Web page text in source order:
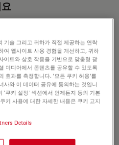
기술 그리고 귀하가 직접 제공하는 연락
여 웹사이트 사용 경험을 개선하고, 귀하
이트와 상호 작용을 기반으로 맞춤형 광
미디어에서 콘텐츠를 공유할 수 있도록
효과를 측정합니다. '모든 쿠키 허용'를
사와 이 데이터 공유에 동의하는 것입니
'쿠키 설정' 섹션에서 언제든지 동의 기본
키 사용에 대한 자세한 내용은 쿠키 고지
Details